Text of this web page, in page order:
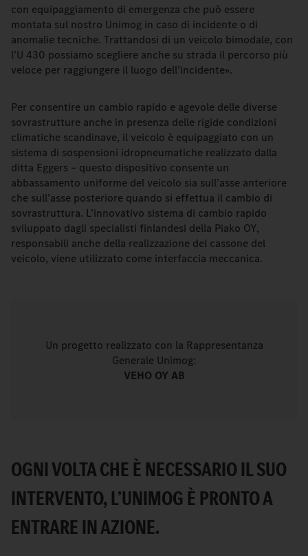
con equipaggiamento di emergenza che può essere
montata sul nostro Unimog in caso di incidente o di
anomalie tecniche. Trattandosi di un veicolo bimodale, con
l’U 430 possiamo scegliere anche su strada il percorso più
veloce per raggiungere il luogo dell’incidente».
Per consentire un cambio rapido e agevole delle diverse
sovrastrutture anche in presenza delle rigide condizioni
climatiche scandinave, il veicolo è equipaggiato con un
sistema di sospensioni idropneumatiche realizzato dalla
ditta Eggers – questo dispositivo consente un
abbassamento uniforme del veicolo sia sull’asse anteriore
che sull’asse posteriore quando si effettua il cambio di
sovrastruttura. L’innovativo sistema di cambio rapido
sviluppato dagli specialisti finlandesi della Piako OY,
responsabili anche della realizzazione del cassone del
veicolo, viene utilizzato come interfaccia meccanica.
Un progetto realizzato con la Rappresentanza
Generale Unimog:
VEHO OY AB
OGNI VOLTA CHE È NECESSARIO IL SUO
INTERVENTO, L’UNIMOG È PRONTO A
ENTRARE IN AZIONE.